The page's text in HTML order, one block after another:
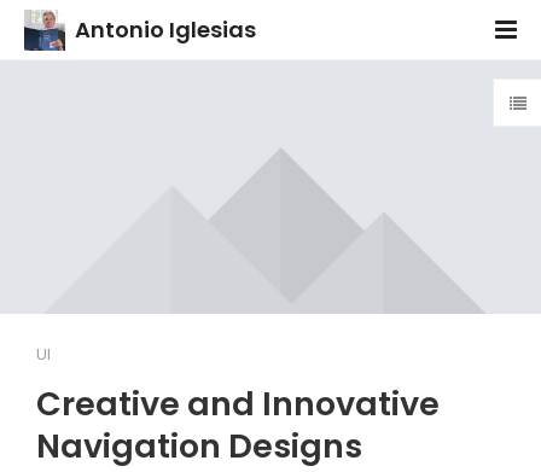
Antonio Iglesias
UI
Creative and Innovative
Navigation Designs